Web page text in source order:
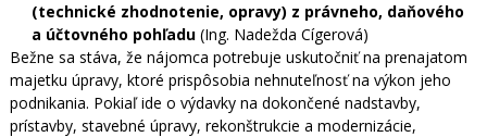
(technické zhodnotenie, opravy) z právneho, daňového
a účtovného pohľadu(Ing. Nadežda Cígerová)
Bežne sa stáva, že nájomca potrebuje uskutočniť na prenajatom
majetku úpravy, ktoré prispôsobia nehnuteľnosť na výkon jeho
podnikania. Pokiaľ ide o výdavky na dokončené nadstavby,
prístavby, stavebné úpravy, rekonštrukcie a modernizácie,